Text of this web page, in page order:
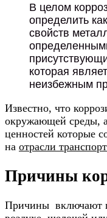
В целом
определить
свойств
которая
неизбежным
Известно, что
окружающей среды,
ценностей которые
на отрасли
Причины
Причины включают